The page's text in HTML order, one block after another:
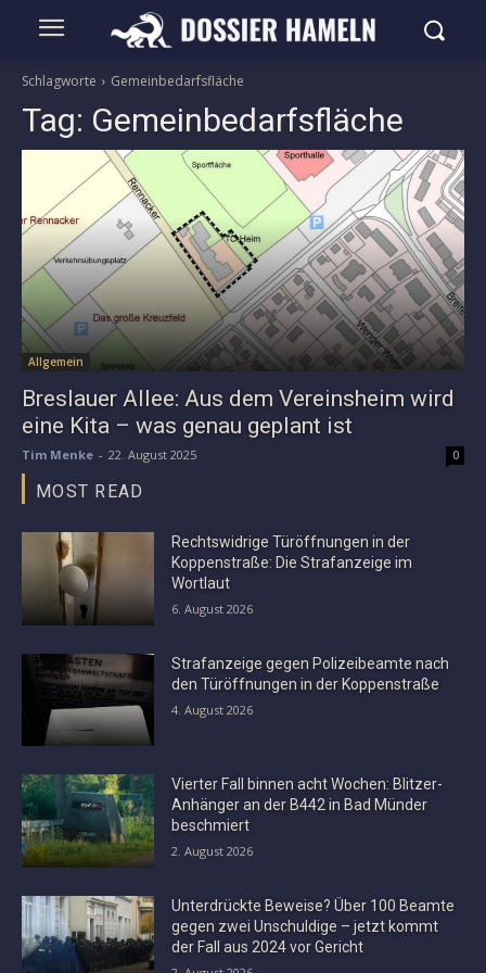
Schlagworte Gemeinbedarfsfläche
Tag: Gemeinbedarfsfläche
Allgemein
Breslauer Allee: Aus dem Vereinsheim wird
eine Kita – was genau geplant ist
Tim Menke - 22. August 2025 0
MOST READ
Rechtswidrige Türöffnungen in der
Koppenstraße: Die Strafanzeige im
Wortlaut
6. August 2026
Strafanzeige gegen Polizeibeamte nach
den Türöffnungen in der Koppenstraße
4. August 2026
Vierter Fall binnen acht Wochen: Blitzer-
Anhänger an der B442 in Bad Münder
beschmiert
2. August 2026
Unterdrückte Beweise? Über 100 Beamte
gegen zwei Unschuldige – jetzt kommt
der Fall aus 2024 vor Gericht